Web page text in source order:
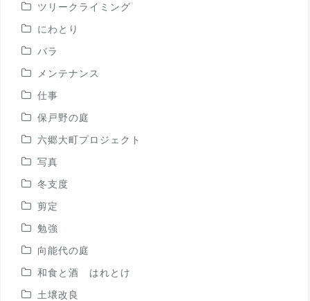
ツリークライミング
にわとり
バラ
メンテナンス
仕事
保戸野の庭
六郷大町プロジェクト
写真
冬支度
剪定
勉強
向能代の庭
和食と酒 はれとけ
土壌改良